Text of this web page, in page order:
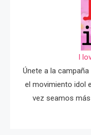
I
Únete a la
el movimiento idol
vez seamos